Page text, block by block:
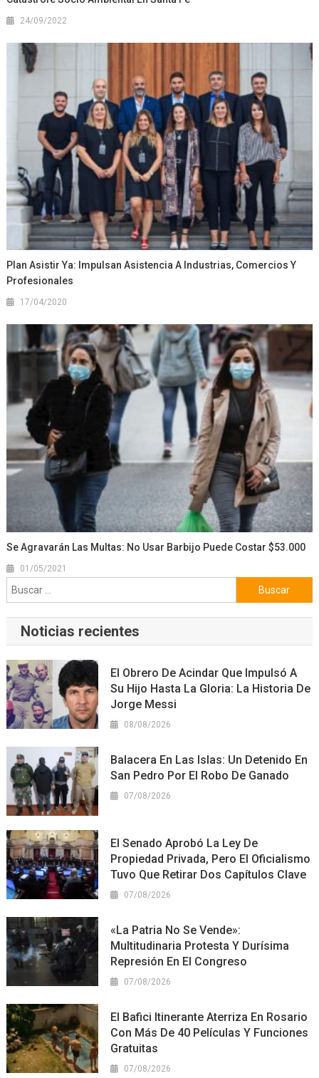
24/09/2022
Plan Asistir Ya: Impulsan Asistencia A Industrias, Comercios Y
Profesionales
17/04/2020
Se Agravarán Las Multas: No Usar Barbijo Puede Costar $53.000
01/05/2021
Buscar:
Noticias recientes
El Obrero De Acindar Que Impulsó A
Su Hijo Hasta La Gloria: La Historia De
Jorge Messi
08/08/2026
Balacera En Las Islas: Un Detenido En
San Pedro Por El Robo De Ganado
07/08/2026
El Senado Aprobó La Ley De
Propiedad Privada, Pero El Oficialismo
Tuvo Que Retirar Dos Capítulos Clave
07/08/2026
«La Patria No Se Vende»:
Multitudinaria Protesta Y Durísima
Represión En El Congreso
07/08/2026
El Bafici Itinerante Aterriza En Rosario
Con Más De 40 Películas Y Funciones
Gratuitas
07/08/2026